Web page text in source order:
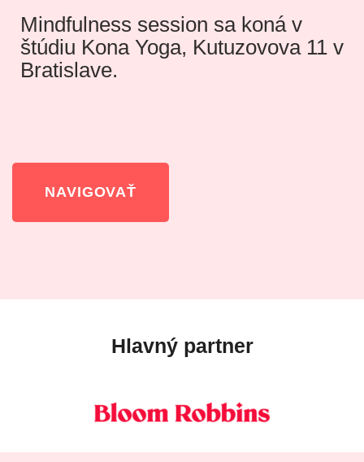
Mindfulness session sa koná v
štúdiu Kona Yoga, Kutuzovova 11 v
Bratislave.
NAVIGOVAŤ
Hlavný partner